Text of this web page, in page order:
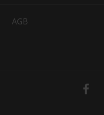
AGB